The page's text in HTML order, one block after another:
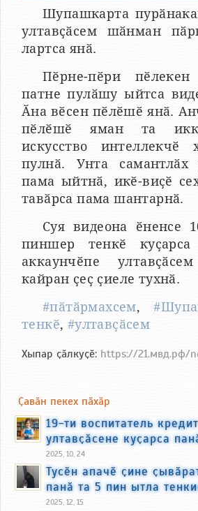
Шупашкарта
ултавҫӑсем шӑнман
лартса янӑ.
Пӗрне-пӗри
патне пулӑшу ыйтса
Ӑна вӗсен пӗлӗшӗ янӑ.
пӗлӗшӗ яман та
искусство интеллекчӗ
пулнӑ. Унта самантлӑх
пама ыйтнӑ, икӗ-виҫӗ
тавӑрса пама шантарнӑ.
Суя видеона ӗненсе
пиншер тенкӗ
аккаунчӗпе
кайран ҫеҫ ҫиеле тухнӑ.
#пӑтӑрмахсем,
тенкӗ, #ултавҫӑсем
Хыпар ҫӑлкуҫӗ: https://21.мвд.рф/
Ҫавӑн пекех пӑхӑр
19-ти воспитатель
ултавҫӑсене куҫарса
2025, 10, 24
Тусӗн апачӗ ҫине
панӑ та 5 пин ытла
2025, 12, 15